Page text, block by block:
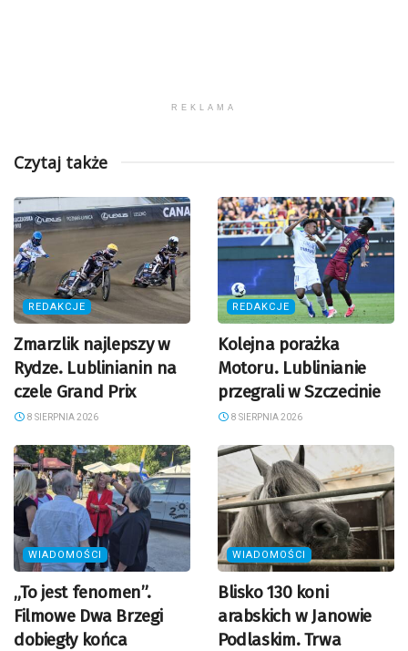
REKLAMA
Czytaj także
REDAKCJE
Zmarzlik najlepszy w
Rydze. Lublinianin na
czele Grand Prix
8 SIERPNIA 2026
REDAKCJE
Kolejna porażka
Motoru. Lublinianie
przegrali w Szczecinie
8 SIERPNIA 2026
WIADOMOŚCI
„To jest fenomen”.
Filmowe Dwa Brzegi
dobiegły końca
WIADOMOŚCI
Blisko 130 koni
arabskich w Janowie
Podlaskim. Trwa